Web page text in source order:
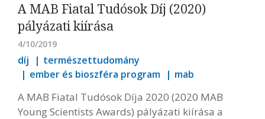
A MAB Fiatal Tudósok Díj (2020)
pályázati kiírása
4/10/2019
díj
természettudomány
ember és bioszféra program
mab
A MAB Fiatal Tudósok Díja 2020 (2020 MAB
Young Scientists Awards) pályázati kiírása a